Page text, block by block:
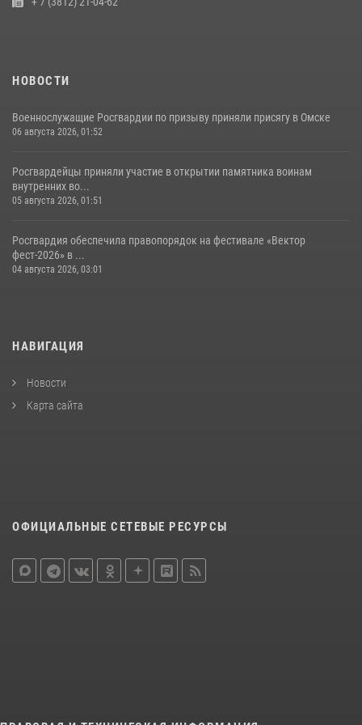
НОВОСТИ
Военнослужащие Росгвардии по призыву приняли присягу в Омске
06 августа 2026, 01:52
Росгвардейцы приняли участие в открытии памятника воинам
внутренних во...
05 августа 2026, 01:51
Росгвардия обеспечила правопорядок на фестивале «Вектор
фест-2026» в ...
04 августа 2026, 03:01
НАВИГАЦИЯ
Новости
Карта сайта
ОФИЦИАЛЬНЫЕ СЕТЕВЫЕ РЕСУРСЫ